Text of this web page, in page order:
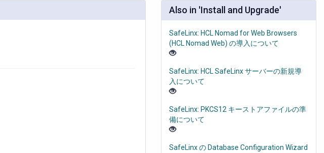
Also in 'Install and Upgrade'
SafeLinx: HCL Nomad for Web Browsers
(HCL Nomad Web) の導入について
SafeLinx: HCL SafeLinx サーバーの新規導
入について
SafeLinx: PKCS12 キーストアファイルの準
備について
SafeLinx の Database Configuration Wizard